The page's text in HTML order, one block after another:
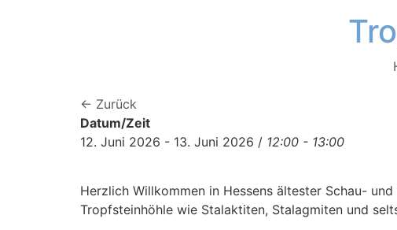
← Zurück
Datum/Zeit
12. Juni 2026 - 13. Juni 2026 / 12:00 - 13:00
Herzlich Willkommen in Hessens ältester Schau-
Tropfsteinhöhle wie Stalaktiten, Stalagmiten und